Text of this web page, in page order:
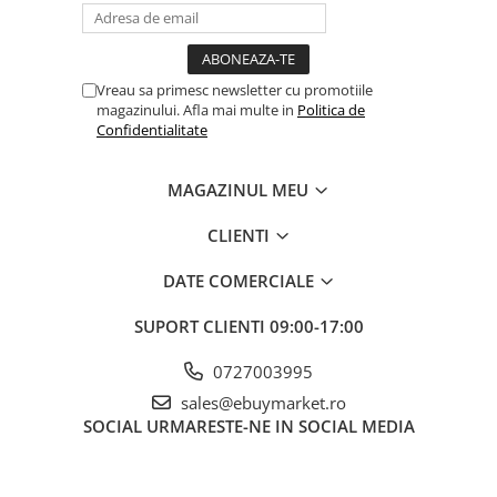
Balonul se livreaza neumflat.
Setul contine un pai transparent pentru umflare balonului
Poate fi umflat cu aer sau heliu.
Alege baloanele pentru a transforma orice eveniment într-o
Vreau sa primesc newsletter cu promotiile
magazinului. Afla mai multe in Politica de
Confidentialitate
MAGAZINUL MEU
CLIENTI
DATE COMERCIALE
SUPORT CLIENTI 09:00-17:00
0727003995
sales@ebuymarket.ro
SOCIAL URMARESTE-NE IN SOCIAL MEDIA